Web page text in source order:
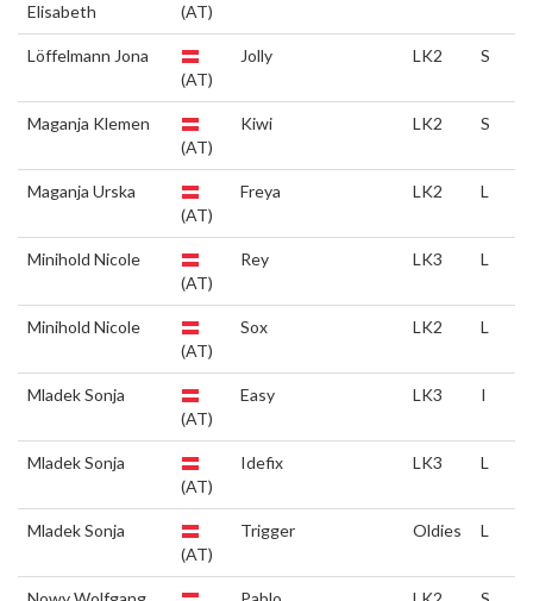
Elisabeth
(AT)
Löffelmann Jona
(AT)
Jolly LK2 S
Maganja Klemen
(AT)
Kiwi LK2 S
Maganja Urska
(AT)
Freya LK2 L
Minihold Nicole
(AT)
Rey LK3 L
Minihold Nicole
(AT)
Sox LK2 L
Mladek Sonja
(AT)
Easy LK3 I
Mladek Sonja
(AT)
Idefix LK3 L
Mladek Sonja
(AT)
Trigger Oldies L